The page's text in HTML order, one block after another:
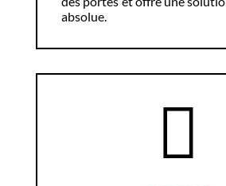
absolue.